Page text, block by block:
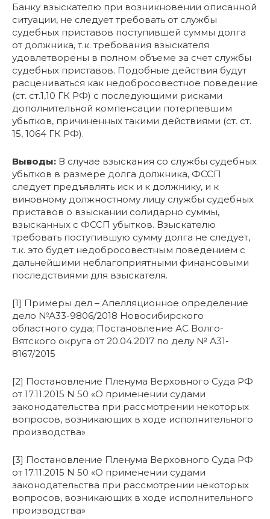
Банку взыскателю при возникновении описанной
ситуации, не следует требовать от службы
судебных приставов поступившей суммы долга
от должника, т.к. требования взыскателя
удовлетворены в полном объеме за счет службы
судебных приставов. Подобные действия будут
расцениваться как недобросовестное поведение
(ст. ст.1,10 ГК РФ) с последующими рисками
дополнительной компенсации потерпевшим
убытков, причиненных такими действиями (ст. ст.
15, 1064 ГК РФ).
Выводы: В случае взыскания со службы судебных
убытков в размере долга должника, ФССП
следует предъявлять иск и к должнику, и к
виновному должностному лицу службы судебных
приставов о взыскании солидарно суммы,
взысканных с ФССП убытков. Взыскателю
требовать поступившую сумму долга не следует,
т.к. это будет недобросовестным поведением с
дальнейшими неблагоприятными финансовыми
последствиями для взыскателя.
[1] Примеры дел – Апелляционное определение
дело №А33-9806/2018 Новосибирского
областного суда; Постановление АС Волго-
Вятского округа от 20.04.2017 по делу № А31-
8167/2015
[2] Постановление Пленума Верховного Суда РФ
от 17.11.2015 N 50 «О применении судами
законодательства при рассмотрении некоторых
вопросов, возникающих в ходе исполнительного
производства»
[3] Постановление Пленума Верховного Суда РФ
от 17.11.2015 N 50 «О применении судами
законодательства при рассмотрении некоторых
вопросов, возникающих в ходе исполнительного
производства»